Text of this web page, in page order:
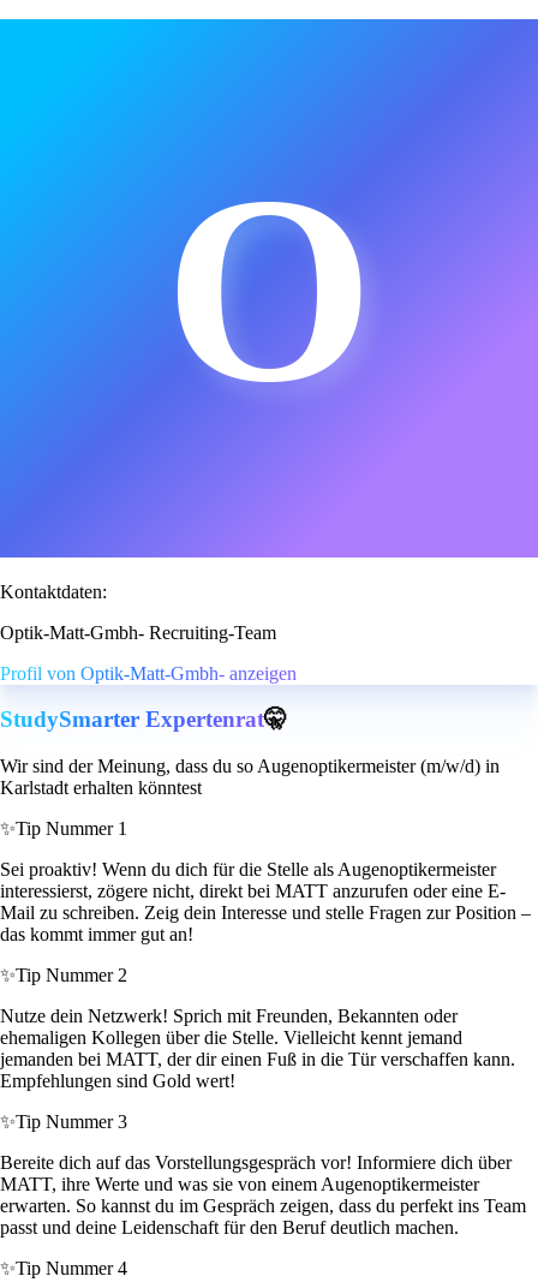
O
Kontaktdaten:
Optik-Matt-Gmbh- Recruiting-Team
Profil von Optik-Matt-Gmbh- anzeigen
StudySmarter Expertenrat🤫
Wir sind der Meinung, dass du so Augenoptikermeister (m/w/d) in
Karlstadt erhalten könntest
✨Tip Nummer 1
Sei proaktiv! Wenn du dich für die Stelle als Augenoptikermeister
interessierst, zögere nicht, direkt bei MATT anzurufen oder eine E-
Mail zu schreiben. Zeig dein Interesse und stelle Fragen zur Position –
das kommt immer gut an!
✨Tip Nummer 2
Nutze dein Netzwerk! Sprich mit Freunden, Bekannten oder
ehemaligen Kollegen über die Stelle. Vielleicht kennt jemand
jemanden bei MATT, der dir einen Fuß in die Tür verschaffen kann.
Empfehlungen sind Gold wert!
✨Tip Nummer 3
Bereite dich auf das Vorstellungsgespräch vor! Informiere dich über
MATT, ihre Werte und was sie von einem Augenoptikermeister
erwarten. So kannst du im Gespräch zeigen, dass du perfekt ins Team
passt und deine Leidenschaft für den Beruf deutlich machen.
✨Tip Nummer 4